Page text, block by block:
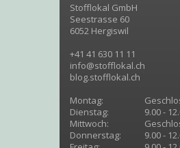
Stofflokal GmbH
Seestrasse 60
6052 Hergiswil
+41 41 630 11 11
info@stofflokal.ch
blog.stofflokal.ch
Montag:
Dienstag:
9.00 -
Mittwoch:
Donnerstag:
9.00 -